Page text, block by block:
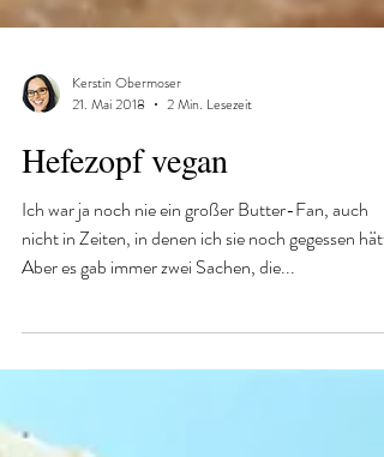
Kerstin Obermoser
21. Mai 2018
2 Min. Lesezeit
Ich war ja noch nie ein großer Butter-Fan, auch
Aber es gab immer zwei Sachen, die...